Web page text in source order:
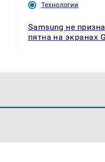
Технологии
Samsung не
пятна на экранах